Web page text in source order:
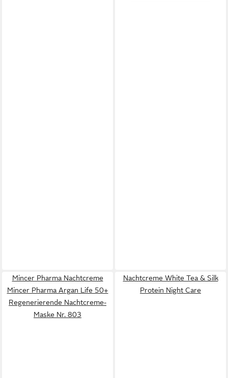
Mincer Pharma Nachtcreme
Mincer Pharma Argan Life 50+
Regenerierende Nachtcreme-
Maske Nr. 803
Nachtcreme White Tea & Silk
Protein Night Care